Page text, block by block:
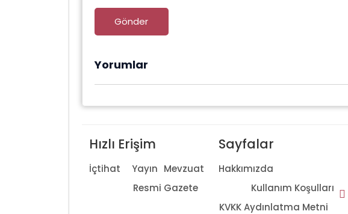
Gönder
Yorumlar
Hızlı Erişim
İçtihat Mevzuat
Yayın
Resmi Gazete
Sayfalar
Hakkımızda
Kullanım Koşulları
KVKK Aydınlatma Metni